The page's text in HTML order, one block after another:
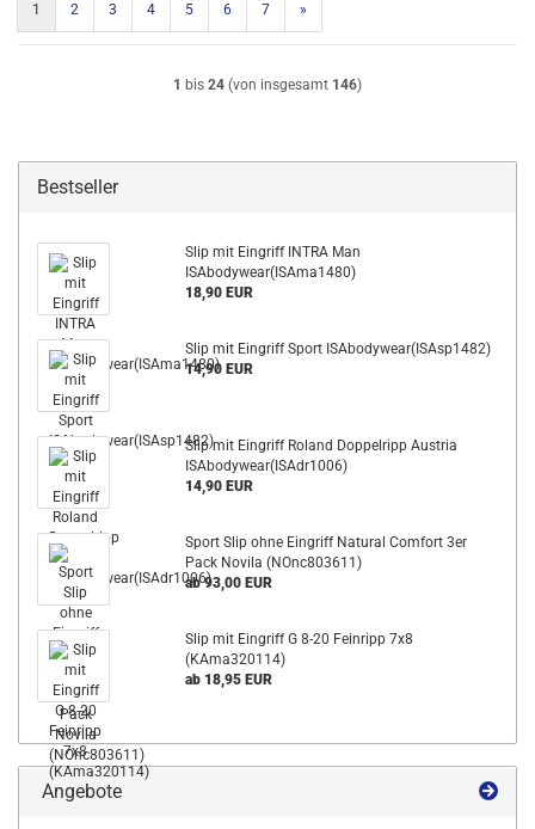
1 2 3 4 5 6 7 »
1 bis 24 (von insgesamt 146)
Bestseller
Slip mit Eingriff INTRA Man
ISAbodywear(ISAma1480)
18,90 EUR
Slip mit Eingriff Sport ISAbodywear(ISAsp1482)
14,90 EUR
Slip mit Eingriff Roland Doppelripp Austria
ISAbodywear(ISAdr1006)
14,90 EUR
Sport Slip ohne Eingriff Natural Comfort 3er
Pack Novila (NOnc803611)
ab 93,00 EUR
Slip mit Eingriff G 8-20 Feinripp 7x8
(KAma320114)
ab 18,95 EUR
Angebote